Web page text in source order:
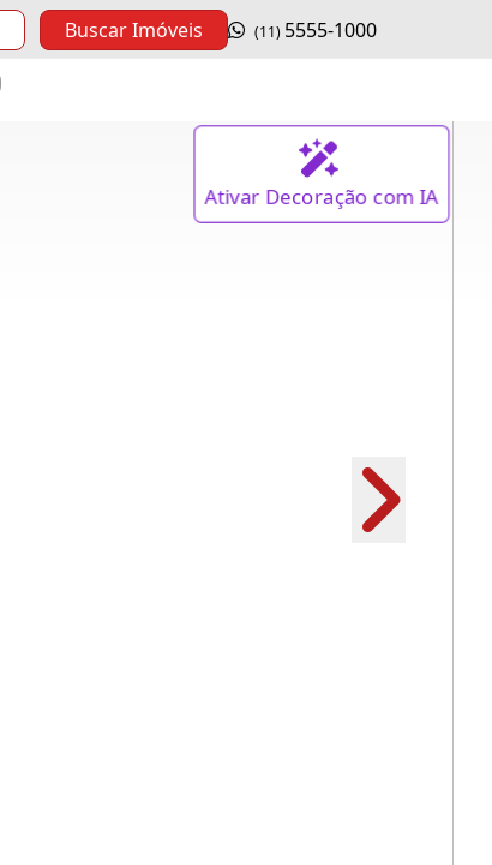
Buscar Imóveis (11) 5555-1000
AtivarDecoração com IA